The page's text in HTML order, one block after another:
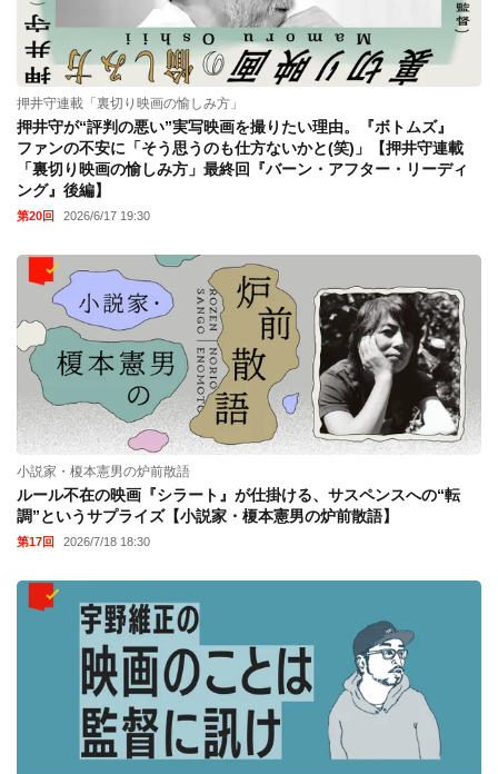
押井守連載「裏切り映画の愉しみ方」
押井守が“評判の悪い”実写映画を撮りたい理由。『ボトムズ』
ファンの不安に「そう思うのも仕方ないかと(笑)」【押井守連載
「裏切り映画の愉しみ方」最終回『バーン・アフター・リーディ
ング』後編】
第20回 2026/6/17 19:30
小説家・榎本憲男の炉前散語
ルール不在の映画『シラート』が仕掛ける、サスペンスへの“転
調”というサプライズ【小説家・榎本憲男の炉前散語】
第17回 2026/7/18 18:30